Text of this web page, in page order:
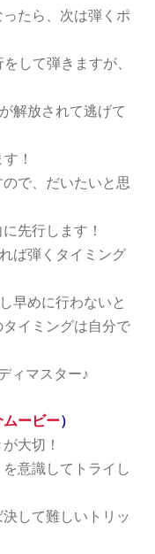
たら、次は弾くポ
して弾きますが、
解放されて逃げて
！
で、だいたいと思
先行します！
ば弾くタイミング
早めに行わないと
イミングは自分で
ィマスター♪
ムービー）
大切！
意識してトライし
して難しいトリッ